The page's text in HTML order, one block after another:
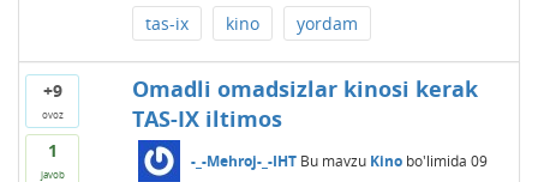
tas-ix kino yordam
+9
ovoz
1
javob
Omadli omadsizlar kinosi kerak
TAS-IX iltimos
-_-Mehroj-_-IHT Bu mavzu Kinobo'limida 09